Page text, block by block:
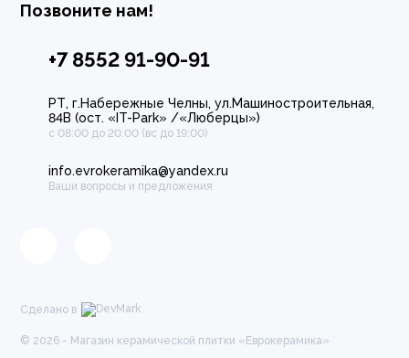
Позвоните нам!
+7 8552 91-90-91
РТ, г.Набережные Челны, ул.Машиностроительная,
84В (ост. «IT-Park» /«Люберцы»)
с 08:00 до 20:00 (вс до 19:00)
info.evrokeramika@yandex.ru
Ваши вопросы и предложения
Сделано в
© 2026 - Магазин керамической плитки «Еврокерамика»